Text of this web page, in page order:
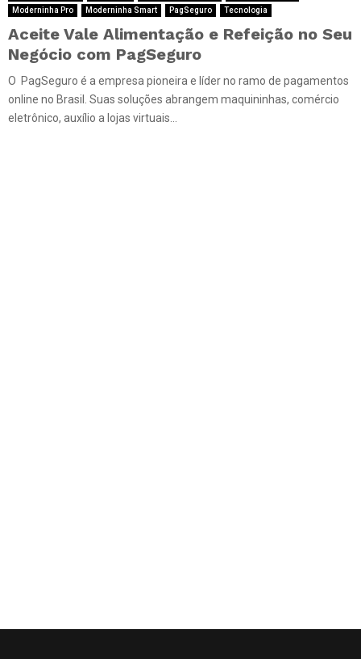
Moderninha Pro
Moderninha Smart PagSeguro Tecnologia
Aceite Vale Alimentação e Refeição no Seu
Negócio com PagSeguro
O PagSeguro é a empresa pioneira e líder no ramo de pagamentos
online no Brasil. Suas soluções abrangem maquininhas, comércio
eletrônico, auxílio a lojas virtuais...